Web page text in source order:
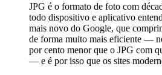
JPG é o formato de foto com
todo dispositivo e aplicativo
mais novo do Google, que
de forma muito mais eficiente —
por cento menor que o JPG com
— e é por isso que os sites